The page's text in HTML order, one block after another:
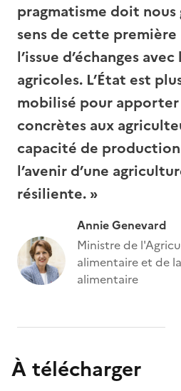
pragmatisme doit nous
sens de cette première
l’issue d’échanges
agricoles. L’État est
mobilisé pour apporter
concrètes aux
capacité de
l’avenir d’une
résiliente. »
Annie Genevard
Ministre de
alimentaire et de
alimentaire
À télécharger